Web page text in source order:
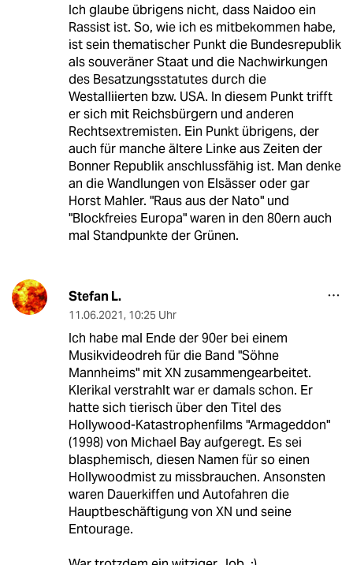
Ich glaube übrigens nicht, dass Naidoo ein
Rassist ist. So, wie ich es mitbekommen habe,
ist sein thematischer Punkt die Bundesrepublik
als souveräner Staat und die Nachwirkungen
des Besatzungsstatutes durch die
Westalliierten bzw. USA. In diesem Punkt trifft
er sich mit Reichsbürgern und anderen
Rechtsextremisten. Ein Punkt übrigens, der
auch für manche ältere Linke aus Zeiten der
Bonner Republik anschlussfähig ist. Man denke
an die Wandlungen von Elsässer oder gar
Horst Mahler. "Raus aus der Nato" und
"Blockfreies Europa" waren in den 80ern auch
mal Standpunkte der Grünen.
Stefan L.
11.06.2021, 10:25 Uhr
Ich habe mal Ende der 90er bei einem
Musikvideodreh für die Band "Söhne
Mannheims" mit XN zusammengearbeitet.
Klerikal verstrahlt war er damals schon. Er
hatte sich tierisch über den Titel des
Hollywood-Katastrophenfilms "Armageddon"
(1998) von Michael Bay aufgeregt. Es sei
blasphemisch, diesen Namen für so einen
Hollywoodmist zu missbrauchen. Ansonsten
waren Dauerkiffen und Autofahren die
Hauptbeschäftigung von XN und seine
Entourage.